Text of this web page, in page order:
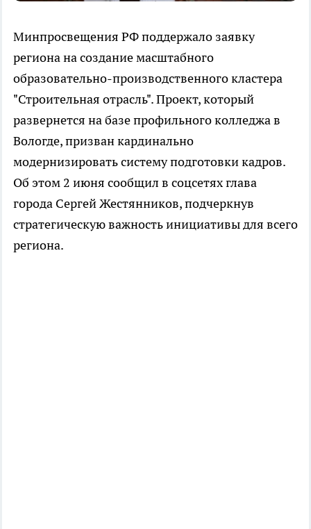
Минпросвещения РФ поддержало заявку
региона на создание масштабного
образовательно-производственного кластера
"Строительная отрасль". Проект, который
развернется на базе профильного колледжа в
Вологде, призван кардинально
модернизировать систему подготовки кадров.
Об этом 2 июня сообщил в соцсетях глава
города Сергей Жестянников, подчеркнув
стратегическую важность инициативы для всего
региона.